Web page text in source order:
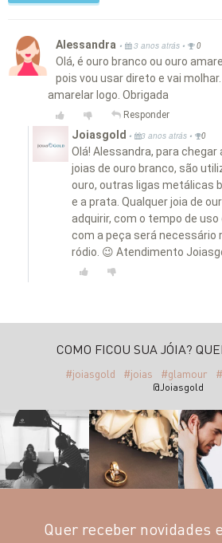
Alessandra • 3 anos atrás • 0
Olá, é ouro branco ou ouro
pois vou usar direto e vai
amarelar logo. Obrigada
Responder
Joiasgold • 3 anos atrás • 0
Olá! Alessandra, para
joias de ouro branco, são
ouro, outras ligas metálicas
e a prata. Qualquer joia de
adquirir, com o tempo de
com a peça será necessário
ródio. 😉 Atendimento
COMO FICOU SUA JÓIA?
#joiasgold #joias #glamour
@Joiasgold
Quer receber novidades